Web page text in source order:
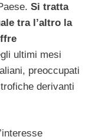
Si tratta
tra l’altro la
ultimi mesi
preoccupati
derivanti